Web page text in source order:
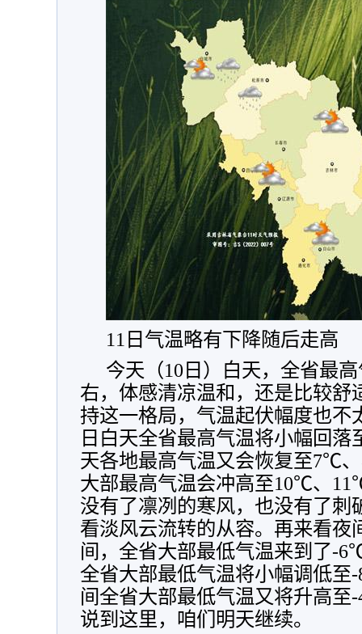
11日气温略有下降随后走高
今天（10日）白天，全省最
右，体感清凉温和，还是比较舒
持这一格局，气温起伏幅度也不
日白天全省最高气温将小幅回
天各地最高气温又会恢复至7℃
大部最高气温会冲高至10℃、
没有了凛冽的寒风，也没有了刺
看淡风云流转的从容。再来看夜
间，全省大部最低气温来到了-
全省大部最低气温将小幅调低
间全省大部最低气温又将升高
说到这里，咱们明天继续。